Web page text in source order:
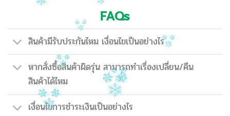
FAQs
สินค้ามีรับประกันไหม เงื่อนไขเป็นอย่างไร
หากสั่งซื้อสินค้าผิดรุ่น สามารถทำเรื่องเปลี่ยน/คืน
สินค้าได้ไหม
เงื่อนไขการชำระเงินเป็นอย่างไร